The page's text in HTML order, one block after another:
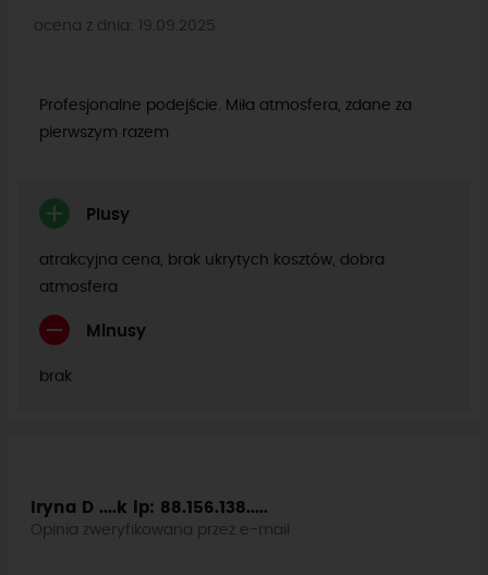
ocena z dnia: 19.09.2025
Profesjonalne podejście. Miła atmosfera, zdane za
pierwszym razem
Plusy
atrakcyjna cena, brak ukrytych kosztów, dobra
atmosfera
Minusy
brak
Iryna D ....k ip: 88.156.138.....
Opinia zweryfikowana przez e-mail